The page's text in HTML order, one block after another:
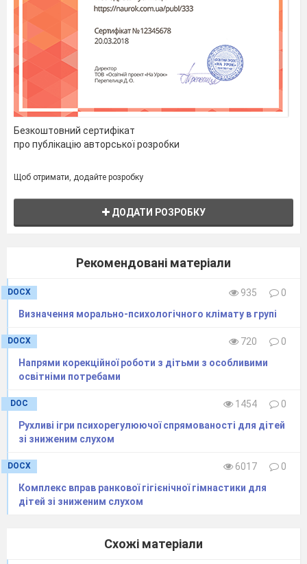
Безкоштовний сертифікат
про публікацію авторської розробки
Щоб отримати, додайте розробку
ДОДАТИ РОЗРОБКУ
Рекомендовані матеріали
DOCX 935
0
Визначення морально-психологічного клімату в групі
DOCX 720
0
Напрями корекційної роботи з дітьми з особливими
освітніми потребами
DOC 1454
0
Рухливі ігри психорегулюючої спрямованості для дітей
зі зниженим слухом
DOCX 6017
0
Комплекс вправ ранкової гігієнічної гімнастики для
дітей зі зниженим слухом
Схожі матеріали